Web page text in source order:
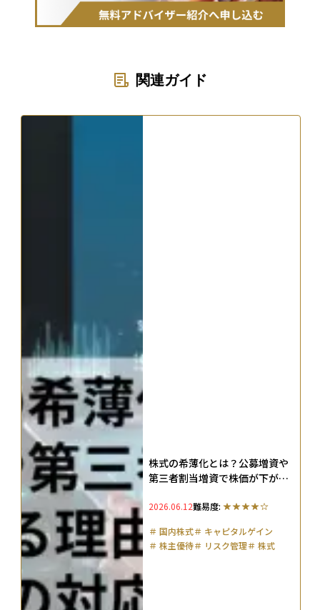
関連ガイド
株式の希薄化とは？公募増資や
第三者割当増資で株価が下がる
策を解説
2026.06.12難易度:
＃ 国内株式＃ キャピタルゲイン
＃ 株主優待＃ リスク管理＃ 株式